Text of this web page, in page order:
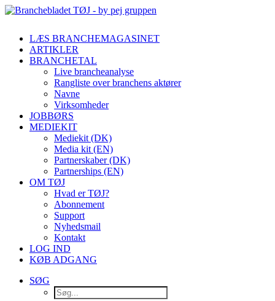
LÆS BRANCHEMAGASINET
ARTIKLER
BRANCHETAL
Live brancheanalyse
Rangliste over branchens aktører
Navne
Virksomheder
JOBBØRS
MEDIEKIT
Mediekit (DK)
Media kit (EN)
Partnerskaber (DK)
Partnerships (EN)
OM TØJ
Hvad er TØJ?
Abonnement
Support
Nyhedsmail
Kontakt
LOG IND
KØB ADGANG
SØG